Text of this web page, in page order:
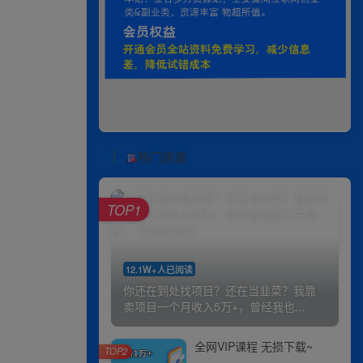
热门资源
12.1W+人已阅读
你还在到处找项目？还在当韭菜？我靠
卖项目一个月收入5万+，曾经我也...
TOP1
全网VIP课程 无损下载~
TOP2